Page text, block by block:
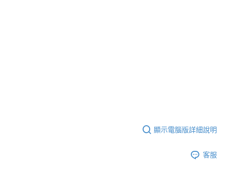
顯示電腦版詳細說明
客服